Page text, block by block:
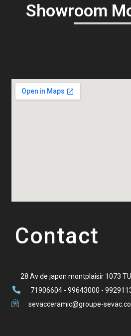
Showroom
Contact
28 Av de japon montplaisir 1073
71906604 - 99643000 -
sevacceramic@groupe-